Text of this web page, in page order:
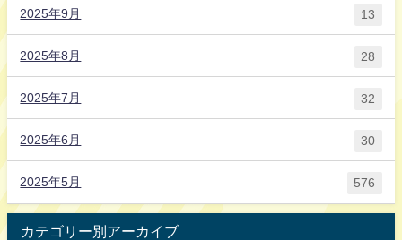
2025年9月 13
2025年8月 28
2025年7月 32
2025年6月 30
2025年5月 576
カテゴリー別アーカイブ